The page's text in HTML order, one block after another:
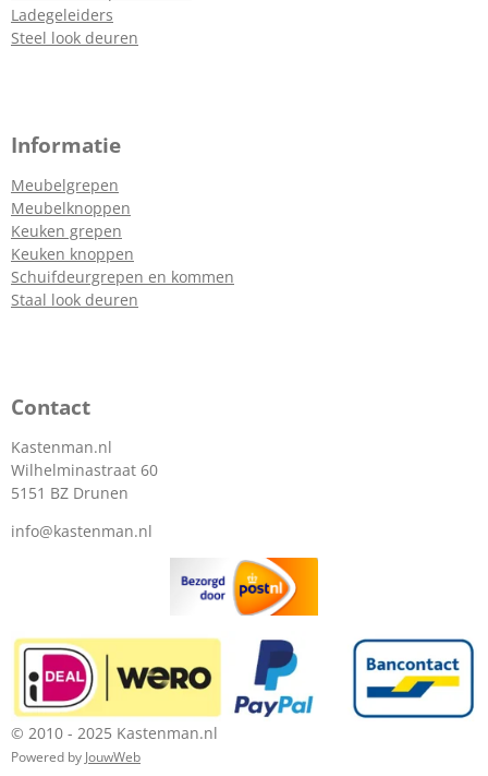
Ladegeleiders
Steel look deuren
Informatie
Meubelgrepen
Meubelknoppen
Keuken grepen
Keuken knoppen
Schuifdeurgrepen en kommen
Staal look deuren
Contact
Kastenman.nl
Wilhelminastraat 60
5151 BZ Drunen
info@kastenman.nl
© 2010 - 2025 Kastenman.nl
Powered by JouwWeb